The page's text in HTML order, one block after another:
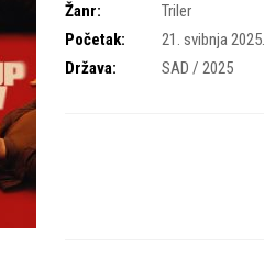
Žanr:
Triler
Početak:
21. svibnja 2025.
Država:
SAD / 2025